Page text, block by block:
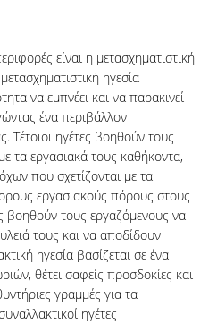
είναι η μετασχηματιστική
ηγεσία
να εμπνέει και να παρακινεί
ένα περιβάλλον
Τέτοιοι ηγέτες βοηθούν τους
τα εργασιακά τους καθήκοντα,
που σχετίζονται με τα
εργασιακούς πόρους στους
βοηθούν τους εργαζόμενους να
τους και να αποδίδουν
ηγεσία βασίζεται σε ένα
θέτει σαφείς προσδοκίες και
γραμμές για τα
ηγέτες